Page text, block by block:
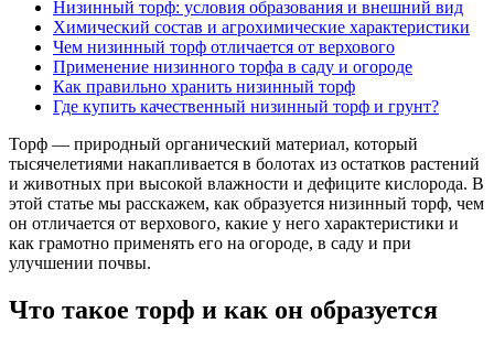
Низинный торф: условия образования и внешний вид
Химический состав и агрохимические характеристики
Чем низинный торф отличается от верхового
Применение низинного торфа в саду и огороде
Как правильно хранить низинный торф
Где купить качественный низинный торф и грунт?
Торф — природный органический материал, который
тысячелетиями накапливается в болотах из остатков растений
и животных при высокой влажности и дефиците кислорода. В
этой статье мы расскажем, как образуется низинный торф, чем
он отличается от верхового, какие у него характеристики и
как грамотно применять его на огороде, в саду и при
улучшении почвы.
Что такое торф и как он образуется